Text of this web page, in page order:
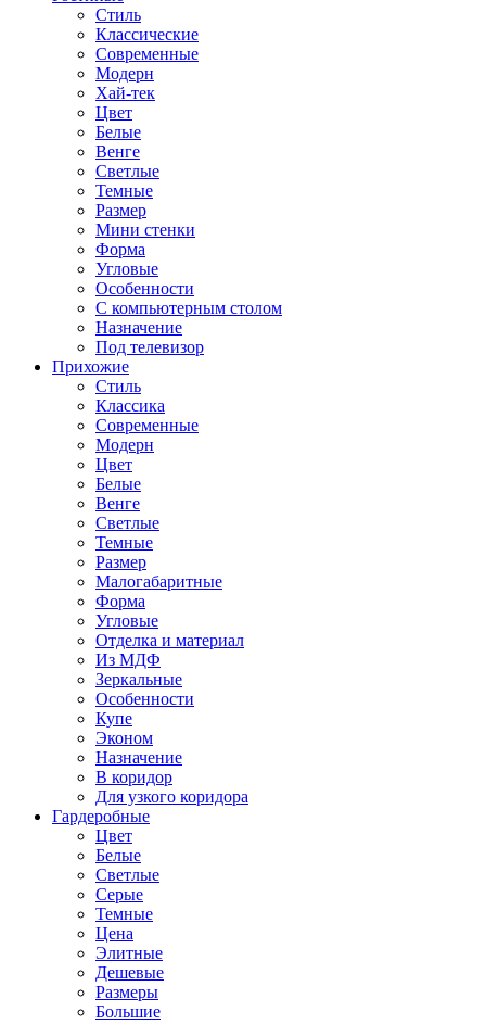
Стиль
Классические
Современные
Модерн
Хай-тек
Цвет
Белые
Венге
Светлые
Темные
Размер
Мини стенки
Форма
Угловые
Особенности
С компьютерным столом
Назначение
Под телевизор
Прихожие
Стиль
Классика
Современные
Модерн
Цвет
Белые
Венге
Светлые
Темные
Размер
Малогабаритные
Форма
Угловые
Отделка и материал
Из МДФ
Зеркальные
Особенности
Купе
Эконом
Назначение
В коридор
Для узкого коридора
Гардеробные
Цвет
Белые
Светлые
Серые
Темные
Цена
Элитные
Дешевые
Размеры
Большие